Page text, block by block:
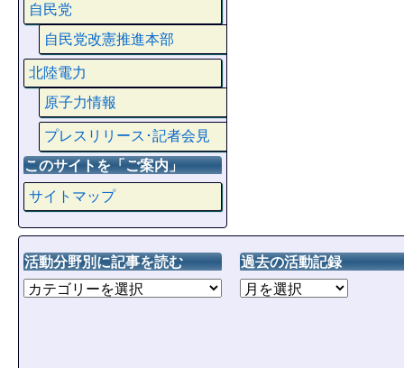
自民党
自民党改憲推進本部
北陸電力
原子力情報
プレスリリース･記者会見
このサイトを「ご案内」
サイトマップ
活動分野別に記事を読む 過去の活動記録